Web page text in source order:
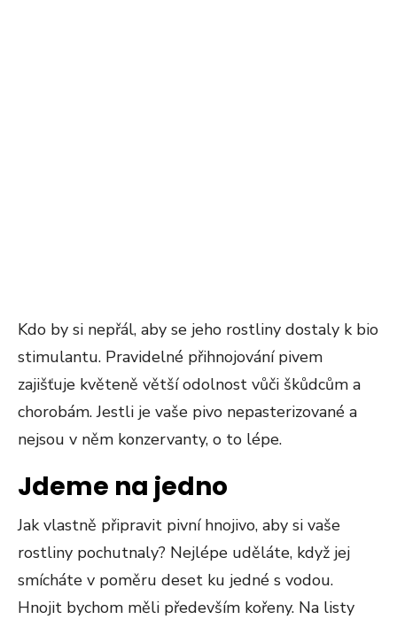
Kdo by si nepřál, aby se jeho rostliny dostaly k bio
stimulantu. Pravidelné přihnojování pivem
zajišťuje květeně větší odolnost vůči škůdcům a
chorobám. Jestli je vaše pivo nepasterizované a
nejsou v něm konzervanty, o to lépe.
Jdeme na jedno
Jak vlastně připravit pivní hnojivo, aby si vaše
rostliny pochutnaly? Nejlépe uděláte, když jej
smícháte v poměru deset ku jedné s vodou.
Hnojit bychom měli především kořeny. Na listy